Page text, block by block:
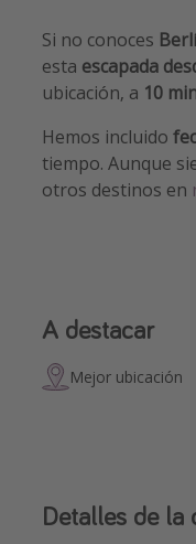
Si no conoces
esta escapada
ubicación, a 10
Hemos incluido
tiempo. Aunque
otros destinos en
A destacar
Mejor ubicación
Detalles de la